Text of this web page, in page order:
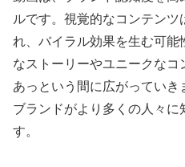
ルです。視覚的なコンテンツ
れ、バイラル効果を生む可
なストーリーやユニークなコ
あっという間に広がってい
ブランドがより多くの人々
す。